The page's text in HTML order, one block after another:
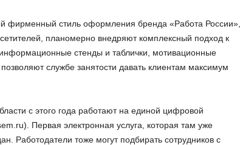
фирменный стиль оформления бренда «Работа России»,
планомерно внедряют комплексный подход к
стенды и таблички, мотивационные
службе занятости давать клиентам максимум
с этого года работают на единой цифровой
Первая электронная услуга, которая там уже
Работодатели тоже могут подбирать сотрудников с